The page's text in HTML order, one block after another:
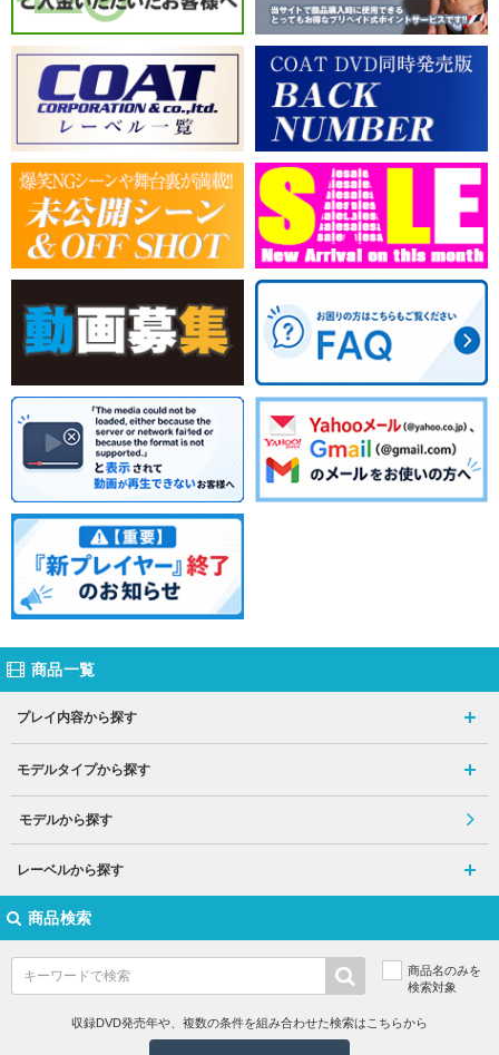
商品一覧
プレイ内容から探す
モデルタイプから探す
モデルから探す
レーベルから探す
商品検索
商品名のみを
検索対象
収録DVD発売年や、複数の条件を組み合わせた検索はこちらから